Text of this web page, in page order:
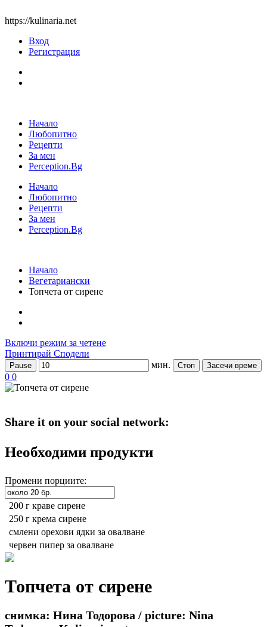
https://kulinaria.net
Вход
Регистрация
Начало
Любопитно
Рецепти
За мен
Perception.Bg
Начало
Любопитно
Рецепти
За мен
Perception.Bg
Начало
Вегетариански
Топчета от сирене
Включи режим за четене
Принтирай Сподели
Pause мин. Стоп Засечи време
0 0
Share it on your social network:
Необходими продукти
Промени порциите:
200 г краве сирене
250 г крема сирене
смлени орехови ядки за овалване
червен пипер за овалване
Топчета от сирене
снимка: Нина Тодорова / picture: Nina